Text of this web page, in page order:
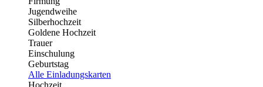
Jugendweihe
Silberhochzeit
Goldene Hochzeit
Trauer
Einschulung
Geburtstag
Alle Einladungskarten
Hochzeit